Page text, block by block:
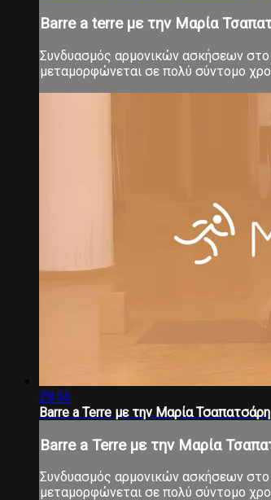
Barre a terre με την Μαρία
Συνδυασμός αρμονικών ασκήσεων στο
μεταμορφώνεται σε πολύ σύντομο
28:56
Barre a Terre με την Μαρία Τσαπατσάρη
Barre a Terre με την Μαρία
Συνδυασμός αρμονικών ασκήσεων στο
μεταμορφώνεται σε πολύ σύντομο